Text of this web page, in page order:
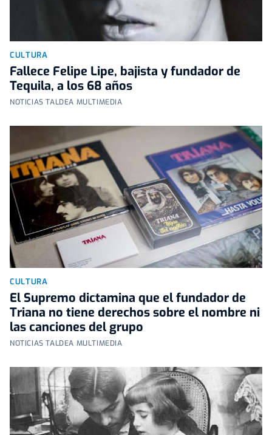
CULTURA
Fallece Felipe Lipe, bajista y fundador de
Tequila, a los 68 años
NOTICIAS TALDEA MULTIMEDIA
CULTURA
El Supremo dictamina que el fundador de
Triana no tiene derechos sobre el nombre ni
las canciones del grupo
NOTICIAS TALDEA MULTIMEDIA